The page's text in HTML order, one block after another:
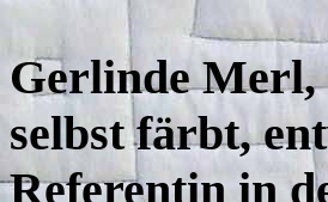
Gerlinde Merl,
selbst färbt,
Referentin in